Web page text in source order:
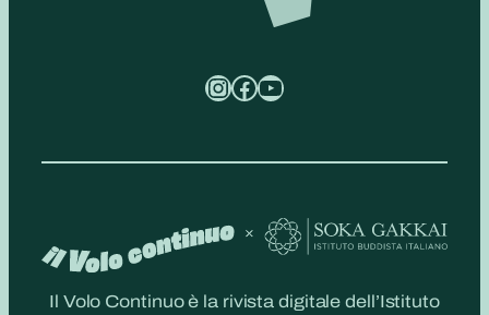
InstagramFacebook YouTube
Il Volo Continuo è la rivista digitale dell’Istituto